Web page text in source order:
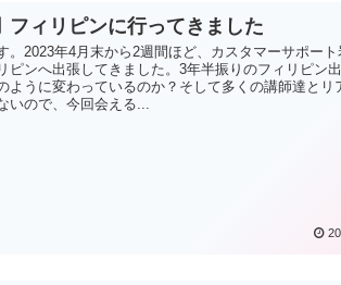
フィリピンに行ってきました
。2023年4月末から2週間ほど、カスタマーサポート
ピンへ出張してきました。3年半振りのフィリピン
ように変わっているのか？そして多くの講師達とリ
いので、今回会える...